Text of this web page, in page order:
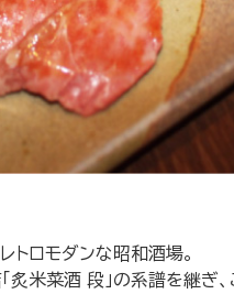
レトロモダンな昭和酒場。
炙米菜酒 段」の系譜を継ぎ